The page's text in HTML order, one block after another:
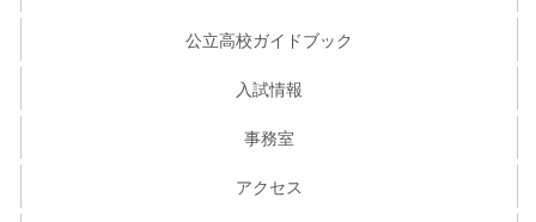
公立高校ガイドブック
入試情報
事務室
アクセス